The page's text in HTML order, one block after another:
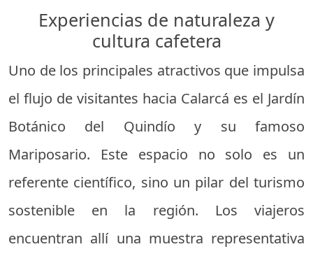
Experiencias de naturaleza y
cultura cafetera
Uno de los principales atractivos que impulsa
el flujo de visitantes hacia Calarcá es el Jardín
Botánico del Quindío y su famoso
Mariposario. Este espacio no solo es un
referente científico, sino un pilar del turismo
sostenible en la región. Los viajeros
encuentran allí una muestra representativa